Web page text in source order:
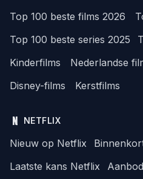
Top 100 beste films 2026
Top 100 beste series 2025
Kinderfilms
Nederlandse
Disney-films
Kerstfilms
NETFLIX
Nieuw op Netflix
Laatste kans Netflix